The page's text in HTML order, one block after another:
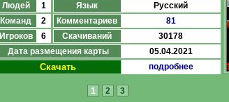
Людей
1 Язык
Русский
Команд
2 Комментариев
81
Игроков
6 Скачиваний
30178
Дата размещения карты
05.04.2021
Скачать подробнее
1 2 3